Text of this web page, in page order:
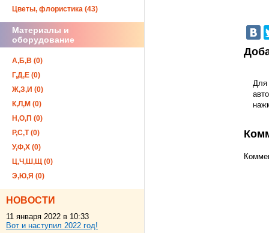
Для
Цветы, флористика (43)
Материалы и
оборудование
А,Б,В (0)
Г,Д,Е (0)
Ж,З,И (0)
К,Л,М (0)
Н,О,П (0)
Р,С,Т (0)
У,Ф,Х (0)
Ц,Ч,Ш,Щ (0)
Э,Ю,Я (0)
НОВОСТИ
11 января 2022 в 10:33
Вот и наступил 2022 год!